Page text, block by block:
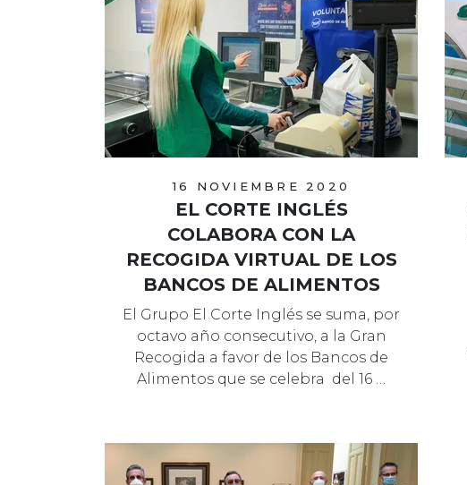
16 NOVIEMBRE 2020
EL CORTE INGLÉS
COLABORA CON LA
RECOGIDA VIRTUAL DE LOS
BANCOS DE ALIMENTOS
El Grupo El Corte Inglés se suma, por
octavo año consecutivo, a la Gran
Recogida a favor de los Bancos de
Alimentos que se celebra del 16 …